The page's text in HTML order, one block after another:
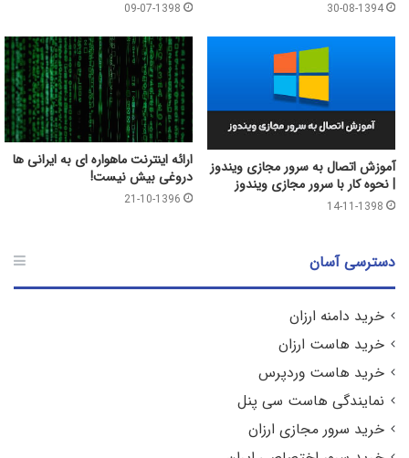
30-08-1394
09-07-1398
آموزش اتصال به سرور مجازی ویندوز
| نحوه کار با سرور مجازی ویندوز
14-11-1398
ارائه اینترنت ماهواره ای به ایرانی ها
دروغی بیش نیست!
21-10-1396
دسترسی آسان
خرید دامنه ارزان
خرید هاست ارزان
خرید هاست وردپرس
نمایندگی هاست سی پنل
خرید سرور مجازی ارزان